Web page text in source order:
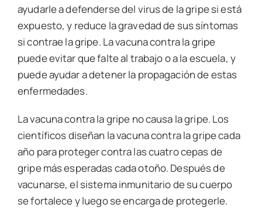
ayudarle a defenderse del virus de la gripe si está
expuesto, y reduce la gravedad de sus síntomas
si contrae la gripe. La vacuna contra la gripe
puede evitar que falte al trabajo o a la escuela, y
puede ayudar a detener la propagación de estas
enfermedades.
La vacuna contra la gripe no causa la gripe. Los
científicos diseñan la vacuna contra la gripe cada
año para proteger contra las cuatro cepas de
gripe más esperadas cada otoño. Después de
vacunarse, el sistema inmunitario de su cuerpo
se fortalece y luego se encarga de protegerle.